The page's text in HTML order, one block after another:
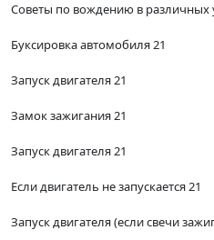
Советы по вождению в различных
Буксировка автомобиля 21
Запуск двигателя 21
Замок зажигания 21
Запуск двигателя 21
Если двигатель не запускается 21
Запуск двигателя (если свечи